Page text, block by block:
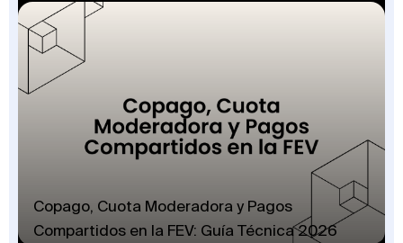
Copago, Cuota Moderadora y Pagos
Compartidos en la FEV: Guía Técnica 2026